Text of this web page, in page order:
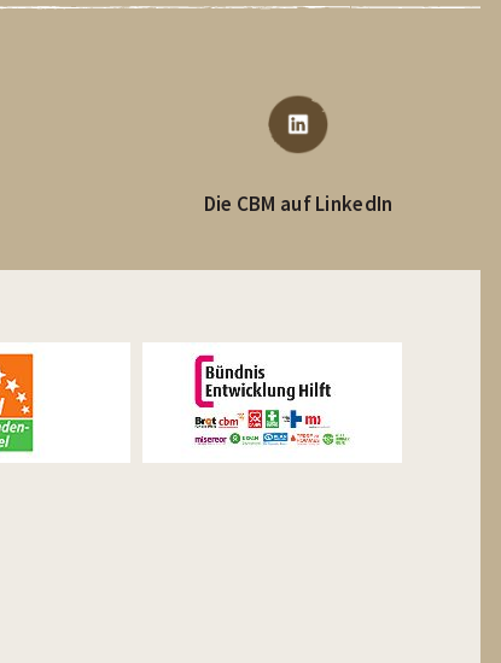
Die CBM auf LinkedIn